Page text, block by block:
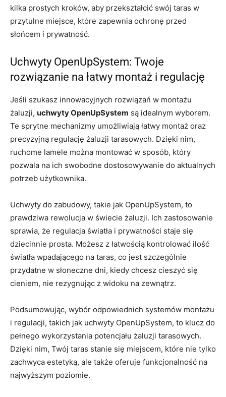
kilka prostych kroków, aby przekształcić swój taras w
przytulne miejsce, które zapewnia ochronę przed
słońcem i prywatność.
Uchwyty OpenUpSystem: Twoje
rozwiązanie na łatwy montaż i regulację
Jeśli szukasz innowacyjnych rozwiązań w montażu
żaluzji, uchwyty OpenUpSystem są idealnym wyborem.
Te sprytne mechanizmy umożliwiają łatwy montaż oraz
precyzyjną regulację żaluzji tarasowych. Dzięki nim,
ruchome lamele można montować w sposób, który
pozwala na ich swobodne dostosowywanie do aktualnych
potrzeb użytkownika.
Uchwyty do zabudowy, takie jak OpenUpSystem, to
prawdziwa rewolucja w świecie żaluzji. Ich zastosowanie
sprawia, że regulacja światła i prywatności staje się
dziecinnie prosta. Możesz z łatwością kontrolować ilość
światła wpadającego na taras, co jest szczególnie
przydatne w słoneczne dni, kiedy chcesz cieszyć się
cieniem, nie rezygnując z widoku na zewnątrz.
Podsumowując, wybór odpowiednich systemów montażu
i regulacji, takich jak uchwyty OpenUpSystem, to klucz do
pełnego wykorzystania potencjału żaluzji tarasowych.
Dzięki nim, Twój taras stanie się miejscem, które nie tylko
zachwyca estetyką, ale także oferuje funkcjonalność na
najwyższym poziomie.